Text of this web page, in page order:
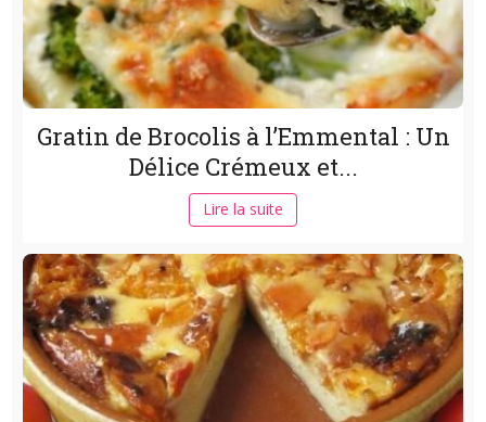
Gratin de Brocolis à l’Emmental : Un
Délice Crémeux et...
Lire la suite